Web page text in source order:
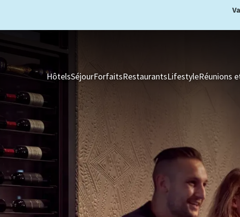
HôtelsSéjourForfaitsRestaurantsLifestyleRéunions